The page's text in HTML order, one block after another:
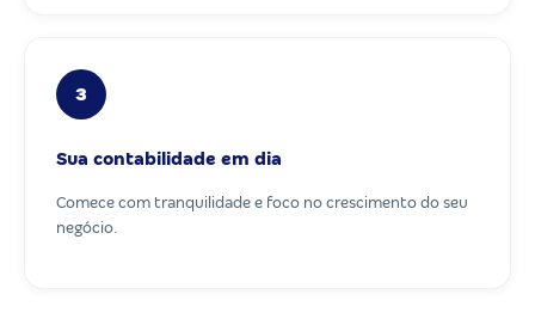
3
Sua contabilidade em dia
Comece com tranquilidade e foco no crescimento do seu
negócio.